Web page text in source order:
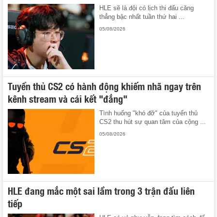
HLE sẽ là đội có lịch thi đấu căng
thẳng bậc nhất tuần thứ hai ...
05/08/2026
Tuyển thủ CS2 có hành động khiếm nhã ngay trên
kênh stream và cái kết "đắng"
Tình huống "khó đỡ" của tuyển thủ
CS2 thu hút sự quan tâm của cộng ...
05/08/2026
HLE đang mắc một sai lầm trong 3 trận đấu liên
tiếp